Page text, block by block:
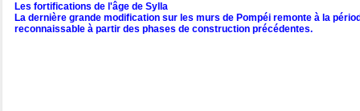
Les fortifications de l'âge de Sylla
La dernière grande modification sur les murs de Pompéi remonte à la
reconnaissable à partir des phases de construction précédentes.